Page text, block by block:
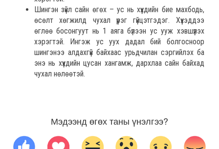
Шингэн зүйл сайн өгөх – ус нь хүүхдийн бие махбодь,
өсөлт хөгжилд чухал үүрэг гүйцэтгэдэг. Хүүхэддээ
өглөө босонгуут нь 1 аяга бүлээн ус ууж хэвшүүлэх
хэрэгтэй. Ингэж ус уух дадал бий болгосноор
шингэнээ алдахгүй байхаас урьдчилан сэргийлэх ба
энэ нь хүүхдийн цусан хангамж, дархлаа сайн байхад
чухал нөлөөтэй.
Мэдээнд өгөх таны үнэлгээ?